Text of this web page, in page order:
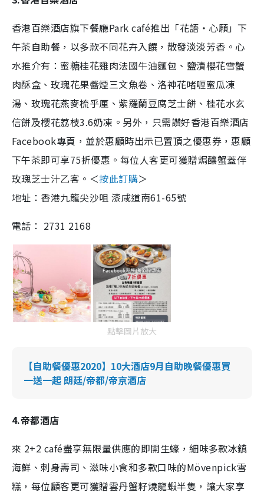
香港百樂酒店旗下餐廳Park café推出「花語‧心願」下
午茶自助餐，以多款不同花卉入饌，散發淡淡芳香。心
水推介有：蜜糖桂花雞肉法國牛油麵包、鹽漬櫻花雪蟹
肉酥盒、玫瑰花果醬煙三文魚卷、洛神花啫喱蜜瓜凍
湯、玫瑰花燕麥梳乎厘、紫羅蘭豆腐芝士餅、桂花水玄
信餅及櫻花荔枝3.6奶凍。另外，只需讚好香港百樂酒店
Facebook專頁，並於惠顧時出示已置頂之優惠券，惠顧
下午茶即可享75折優惠。每位人客更可獲贈焗釀蟹蓋伴
玫瑰芝士汁乙客。＜按此訂購＞
地址：香港九龍尖沙咀 漆咸道南61-65號
電話： 2731 2168
點擊圖片放大
【自助餐優惠2020】10大酒店9月自助晚餐優惠買
一送一起 朗廷/帝都/帝京酒店
4.帝都酒店
來 2+2 café盡享無限量供應的即開生蠔，細味多款冰鎮
海鮮、刺身壽司、滋味小食和多款口味的Mövenpick雪
糕，每位顧客更可獲贈雲丹蟹籽燒龍蝦半隻，讓大家享